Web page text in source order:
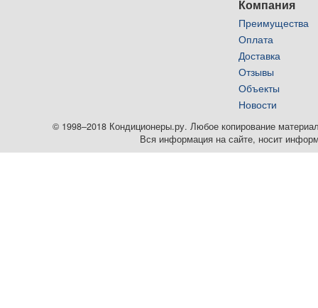
Компания
Преимущества
Оплата
Доставка
Отзывы
Объекты
Новости
© 1998–2018 Кондиционеры.ру. Любое копирование
Вся информация на сайте, носит